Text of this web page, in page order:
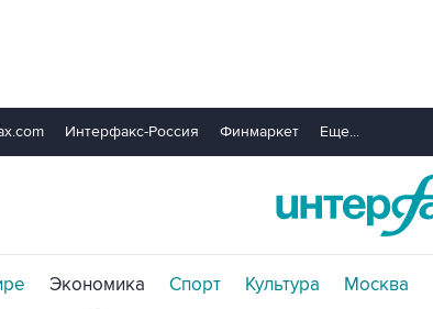
Интерфакс-Россия Финмаркет Еще...
Экономика Спорт Культура Москва